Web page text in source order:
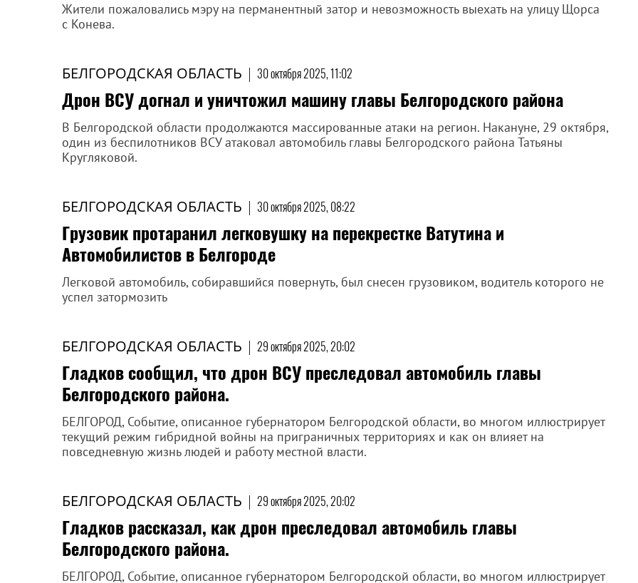
Жители пожаловались мэру на перманентный затор и невозможность выехать на улицу Щорса
с Конева.
БЕЛГОРОДСКАЯ ОБЛАСТЬ | 30 октября 2025, 11:02
Дрон ВСУ догнал и уничтожил машину главы Белгородского района
В Белгородской области продолжаются массированные атаки на регион. Накануне, 29 октября,
один из беспилотников ВСУ атаковал автомобиль главы Белгородского района Татьяны
Кругляковой.
БЕЛГОРОДСКАЯ ОБЛАСТЬ | 30 октября 2025, 08:22
Грузовик протаранил легковушку на перекрестке Ватутина и
Автомобилистов в Белгороде
Легковой автомобиль, собиравшийся повернуть, был снесен грузовиком, водитель которого не
успел затормозить
БЕЛГОРОДСКАЯ ОБЛАСТЬ | 29 октября 2025, 20:02
Гладков сообщил, что дрон ВСУ преследовал автомобиль главы
Белгородского района.
БЕЛГОРОД, Событие, описанное губернатором Белгородской области, во многом иллюстрирует
текущий режим гибридной войны на приграничных территориях и как он влияет на
повседневную жизнь людей и работу местной власти.
БЕЛГОРОДСКАЯ ОБЛАСТЬ | 29 октября 2025, 20:02
Гладков рассказал, как дрон преследовал автомобиль главы
Белгородского района.
БЕЛГОРОД, Событие, описанное губернатором Белгородской области, во многом иллюстрирует